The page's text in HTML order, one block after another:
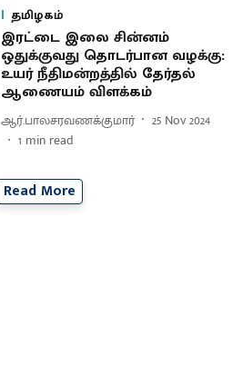
தமிழகம்
இரட்டை இலை சின்னம்
ஒதுக்குவது தொடர்பான வழக்கு:
உயர் நீதிமன்றத்தில் தேர்தல்
ஆணையம் விளக்கம்
ஆர்.பாலசரவணக்குமார்
25 Nov 2024
1 min read
Read More